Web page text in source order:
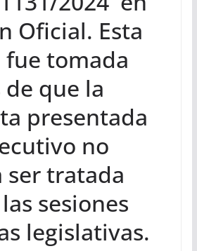
Oficial. Esta
tomada
que la
presentada
no
ser tratada
sesiones
legislativas.